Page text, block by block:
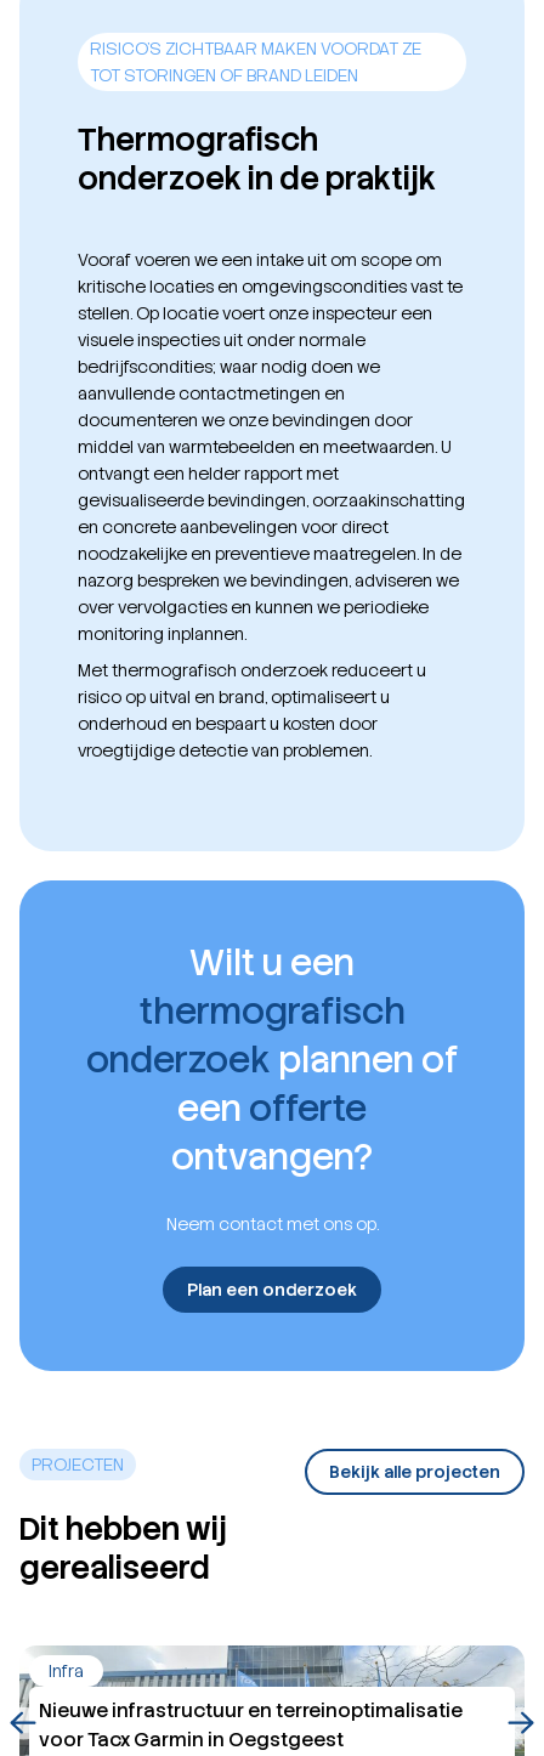
RISICO’S ZICHTBAAR MAKEN VOORDAT ZE
TOT STORINGEN OF BRAND LEIDEN
Thermografisch
onderzoek in de praktijk
Vooraf voeren we een intake uit om scope om
kritische locaties en omgevingscondities vast te
stellen. Op locatie voert onze inspecteur een
visuele inspecties uit onder normale
bedrijfscondities; waar nodig doen we
aanvullende contactmetingen en
documenteren we onze bevindingen door
middel van warmtebeelden en meetwaarden. U
ontvangt een helder rapport met
gevisualiseerde bevindingen, oorzaakinschatting
en concrete aanbevelingen voor direct
noodzakelijke en preventieve maatregelen. In de
nazorg bespreken we bevindingen, adviseren we
over vervolgacties en kunnen we periodieke
monitoring inplannen.
Met thermografisch onderzoek reduceert u
risico op uitval en brand, optimaliseert u
onderhoud en bespaart u kosten door
vroegtijdige detectie van problemen.
Wilt u een
thermografisch
onderzoek plannen of
een offerte
ontvangen?
Neem contact met ons op.
Plan een onderzoek
PROJECTEN
Dit hebben wij
gerealiseerd
Bekijk alle projecten
Infra
Nieuwe infrastructuur en terreinoptimalisatie
voor Tacx Garmin in Oegstgeest